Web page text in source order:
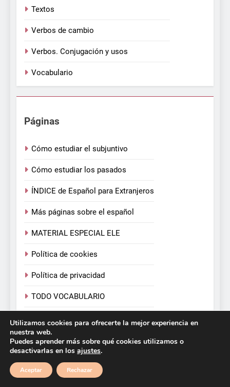
Textos
Verbos de cambio
Verbos. Conjugación y usos
Vocabulario
Páginas
Cómo estudiar el subjuntivo
Cómo estudiar los pasados
ÍNDICE de Español para Extranjeros
Más páginas sobre el español
MATERIAL ESPECIAL ELE
Política de cookies
Política de privacidad
TODO VOCABULARIO
Español para Extranjeros. Victoria Monera y Carmen
Calvo. 2026. Funciona gracias a
Utilizamos cookies para ofrecerte la mejor experiencia en
nuestra web.
Puedes aprender más sobre qué cookies utilizamos o
desactivarlas en los ajustes.
Aceptar Rechazar